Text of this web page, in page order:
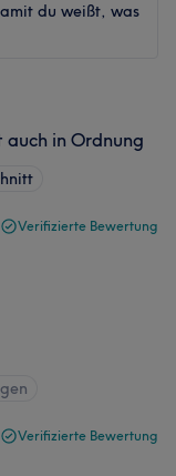
du weißt, was
auch in Ordnung
Verifizierte Bewertung
Verifizierte Bewertung